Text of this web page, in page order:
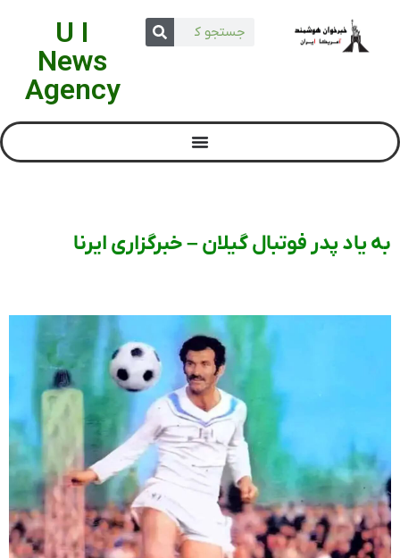
U I
News
Agency
به یاد پدر فوتبال گیلان – خبرگزاری ایرنا